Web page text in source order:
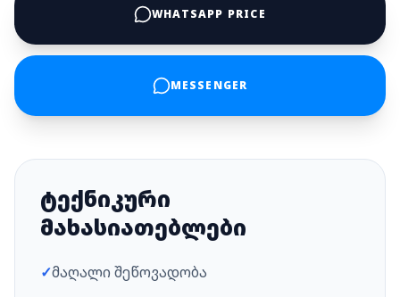
WHATSAPP PRICE
MESSENGER
ტექნიკური
მახასიათებლები
✓მაღალი შეწოვადობა